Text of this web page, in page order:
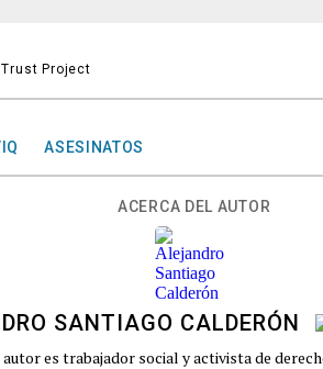
ASESINATOS
ACERCA DEL AUTOR
SANTIAGO CALDERÓN
es trabajador social y activista de